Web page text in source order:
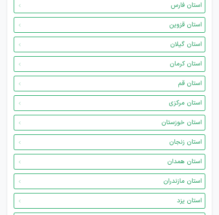
استان فارس
استان قزوین
استان گیلان
استان کرمان
استان قم
استان مرکزی
استان خوزستان
استان زنجان
استان همدان
استان مازندران
استان یزد